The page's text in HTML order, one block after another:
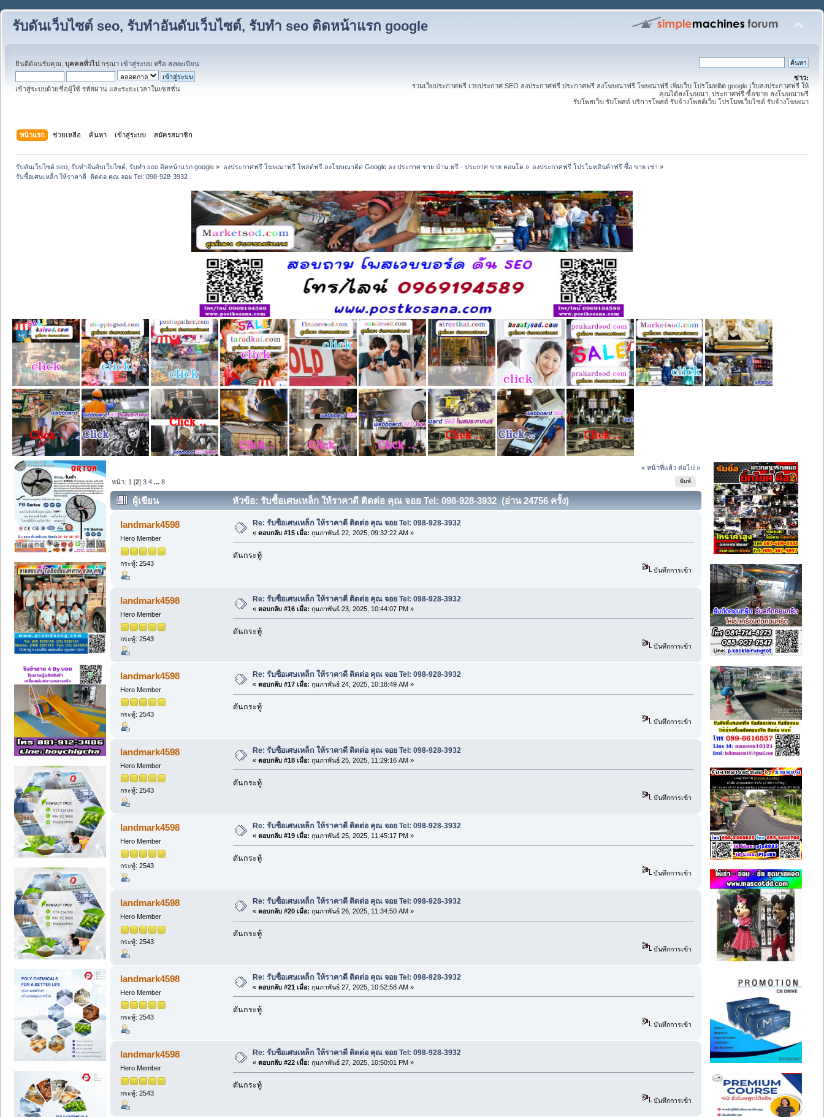
รับดันเว็บไซต์ seo, รับทำอันดับเว็บไซต์, รับทำ seo ติดหน้าแรก google
ยินดีต้อนรับคุณ, บุคคลทั่วไป กรุณา เข้าสู่ระบบ หรือ ลงทะเบียน
เข้าสู่ระบบด้วยชื่อผู้ใช้ รหัสผ่าน และระยะเวลาในเซสชั่น
ข่าว:
รวมเว็บประกาศฟรี เวบประกาศ SEO ลงประกาศฟรี ประกาศฟรี ลงโฆษณาฟรี โฆษณาฟรี เพิ่มเว็บ โปรโมทติด google เว็บลงประกาศฟรี ให้
คุณได้ลงโฆษณา, ประกาศฟรี ซื้อขาย ลงโฆษณาฟรี
รับโพสเว็บ รับโพสต์ บริการโพสต์ รับจ้างโพสต์เว็บ โปรโมทเว็บไซต์ รับจ้างโฆษณา
หน้าแรก ช่วยเหลือ ค้นหา เข้าสู่ระบบ สมัครสมาชิก
รับดันเว็บไซต์ seo, รับทำอันดับเว็บไซต์, รับทำ seo ติดหน้าแรก google » ลงประกาศฟรี โฆษณาฟรี โพสต์ฟรี ลงโฆษณาติด Google ลง ประกาศ ขาย บ้าน ฟรี - ประกาศ ขาย คอนโด » ลงประกาศฟรี โปรโมทสินค้าฟรี ซื้อ ขาย เช่า »
รับซื้อเศษเหล็ก ให้ราคาดี  ติดต่อ คุณ จอย Tel: 098-928-3932
« หน้าที่แล้ว ต่อไป »
พิมพ์
หน้า: 1 [2]3 4 ...8
ผู้เขียน หัวข้อ: รับซื้อเศษเหล็ก ให้ราคาดี ติดต่อ คุณ จอย Tel: 098-928-3932 (อ่าน 24756 ครั้ง)
landmark4598
Hero Member
กระทู้: 2543
Re: รับซื้อเศษเหล็ก ให้ราคาดี ติดต่อ คุณ จอย Tel: 098-928-3932
« ตอบกลับ #15 เมื่อ: กุมภาพันธ์ 22, 2025, 09:32:22 AM »
ดันกระทู้
บันทึกการเข้า
landmark4598
Hero Member
กระทู้: 2543
Re: รับซื้อเศษเหล็ก ให้ราคาดี ติดต่อ คุณ จอย Tel: 098-928-3932
« ตอบกลับ #16 เมื่อ: กุมภาพันธ์ 23, 2025, 10:44:07 PM »
ดันกระทู้
บันทึกการเข้า
landmark4598
Hero Member
กระทู้: 2543
Re: รับซื้อเศษเหล็ก ให้ราคาดี ติดต่อ คุณ จอย Tel: 098-928-3932
« ตอบกลับ #17 เมื่อ: กุมภาพันธ์ 24, 2025, 10:18:49 AM »
ดันกระทู้
บันทึกการเข้า
landmark4598
Hero Member
กระทู้: 2543
Re: รับซื้อเศษเหล็ก ให้ราคาดี ติดต่อ คุณ จอย Tel: 098-928-3932
« ตอบกลับ #18 เมื่อ: กุมภาพันธ์ 25, 2025, 11:29:16 AM »
ดันกระทู้
บันทึกการเข้า
landmark4598
Hero Member
กระทู้: 2543
Re: รับซื้อเศษเหล็ก ให้ราคาดี ติดต่อ คุณ จอย Tel: 098-928-3932
« ตอบกลับ #19 เมื่อ: กุมภาพันธ์ 25, 2025, 11:45:17 PM »
ดันกระทู้
บันทึกการเข้า
landmark4598
Hero Member
กระทู้: 2543
Re: รับซื้อเศษเหล็ก ให้ราคาดี ติดต่อ คุณ จอย Tel: 098-928-3932
« ตอบกลับ #20 เมื่อ: กุมภาพันธ์ 26, 2025, 11:34:50 AM »
ดันกระทู้
บันทึกการเข้า
landmark4598
Hero Member
กระทู้: 2543
Re: รับซื้อเศษเหล็ก ให้ราคาดี ติดต่อ คุณ จอย Tel: 098-928-3932
« ตอบกลับ #21 เมื่อ: กุมภาพันธ์ 27, 2025, 10:52:58 AM »
ดันกระทู้
บันทึกการเข้า
landmark4598
Hero Member
กระทู้: 2543
Re: รับซื้อเศษเหล็ก ให้ราคาดี ติดต่อ คุณ จอย Tel: 098-928-3932
« ตอบกลับ #22 เมื่อ: กุมภาพันธ์ 27, 2025, 10:50:01 PM »
ดันกระทู้
บันทึกการเข้า